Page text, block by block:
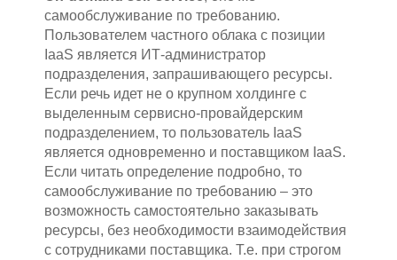
самообслуживание по требованию.
Пользователем частного облака с позиции
IaaS является ИТ-администратор
подразделения, запрашивающего ресурсы.
Если речь идет не о крупном холдинге с
выделенным сервисно-провайдерским
подразделением, то пользователь IaaS
является одновременно и поставщиком IaaS.
Если читать определение подробно, то
самообслуживание по требованию – это
возможность самостоятельно заказывать
ресурсы, без необходимости взаимодействия
с сотрудниками поставщика. Т.е. при строгом